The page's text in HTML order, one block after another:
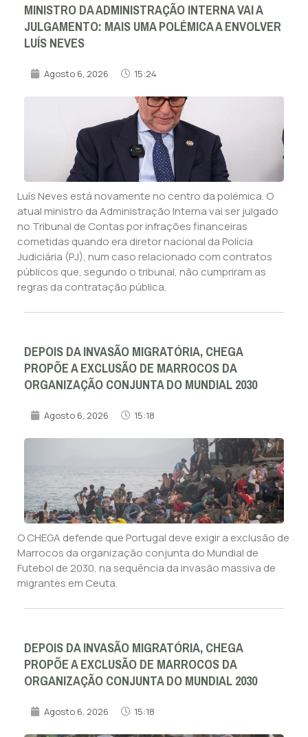
MINISTRO DA ADMINISTRAÇÃO INTERNA VAI A
JULGAMENTO: MAIS UMA POLÉMICA A ENVOLVER
LUÍS NEVES
Agosto 6, 2026 15:24
Luís Neves está novamente no centro da polémica. O
atual ministro da Administração Interna vai ser julgado
no Tribunal de Contas por infrações financeiras
cometidas quando era diretor nacional da Polícia
Judiciária (PJ), num caso relacionado com contratos
públicos que, segundo o tribunal, não cumpriram as
regras da contratação pública.
DEPOIS DA INVASÃO MIGRATÓRIA, CHEGA
PROPÕE A EXCLUSÃO DE MARROCOS DA
ORGANIZAÇÃO CONJUNTA DO MUNDIAL 2030
Agosto 6, 2026 15:18
O CHEGA defende que Portugal deve exigir a exclusão de
Marrocos da organização conjunta do Mundial de
Futebol de 2030, na sequência da invasão massiva de
migrantes em Ceuta.
DEPOIS DA INVASÃO MIGRATÓRIA, CHEGA
PROPÕE A EXCLUSÃO DE MARROCOS DA
ORGANIZAÇÃO CONJUNTA DO MUNDIAL 2030
Agosto 6, 2026 15:18